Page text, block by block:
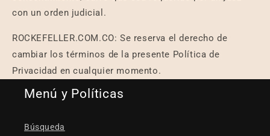
con un orden judicial.
ROCKEFELLER.COM.CO: Se reserva el derecho de
cambiar los términos de la presente Política de
Privacidad en cualquier momento.
Menú y Políticas
Búsqueda